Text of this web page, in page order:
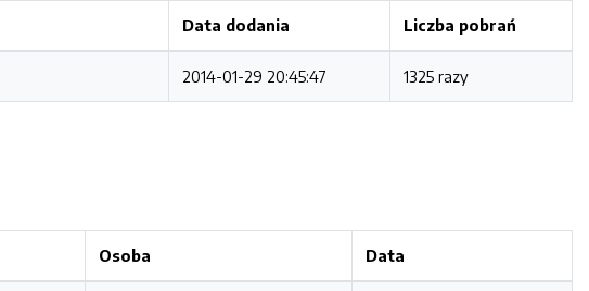
Data dodania Liczba pobrań
2014-01-29 20:45:47 1325 razy
Osoba Data